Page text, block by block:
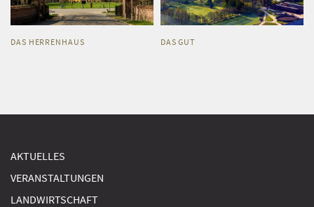
DAS HERRENHAUS DAS GUT
AKTUELLES
VERANSTALTUNGEN
LANDWIRTSCHAFT